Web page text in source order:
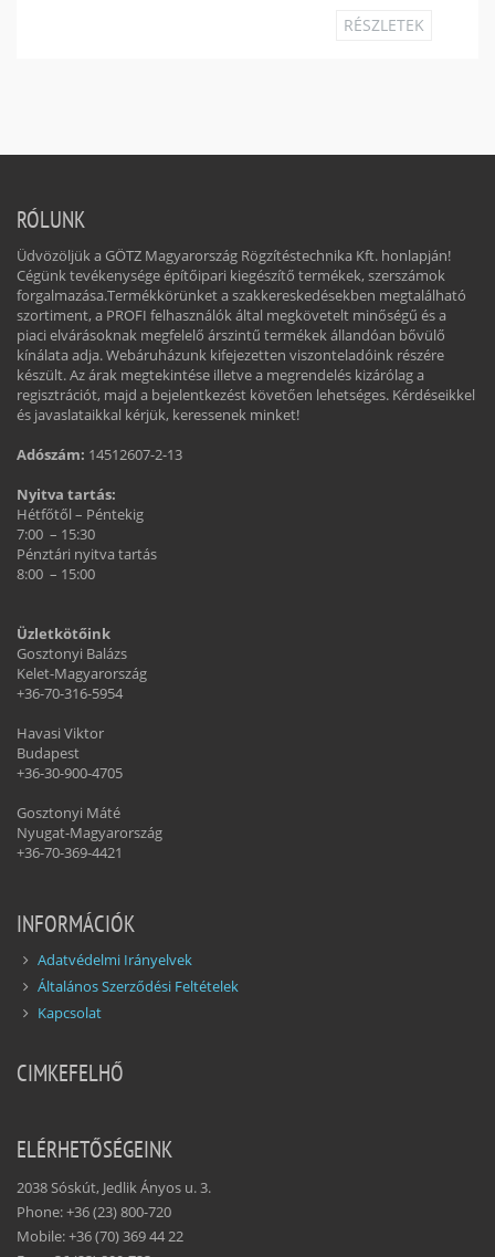
RÉSZLETEK
RÓLUNK
Üdvözöljük a GÖTZ Magyarország Rögzítéstechnika Kft. honlapján!
Cégünk tevékenysége építőipari kiegészítő termékek, szerszámok
forgalmazása.Termékkörünket a szakkereskedésekben megtalálható
szortiment, a PROFI felhasználók által megkövetelt minőségű és a
piaci elvárásoknak megfelelő árszintű termékek állandóan bővülő
kínálata adja. Webáruházunk kifejezetten viszonteladóink részére
készült. Az árak megtekintése illetve a megrendelés kizárólag a
regisztrációt, majd a bejelentkezést követően lehetséges. Kérdéseikkel
és javaslataikkal kérjük, keressenek minket!
Adószám: 14512607-2-13
Nyitva tartás:
Hétfőtől – Péntekig
7:00 – 15:30
Pénztári nyitva tartás
8:00 – 15:00
Üzletkötőink
Gosztonyi Balázs
Kelet-Magyarország
+36-70-316-5954
Havasi Viktor
Budapest
+36-30-900-4705
Gosztonyi Máté
Nyugat-Magyarország
+36-70-369-4421
INFORMÁCIÓK
Adatvédelmi Irányelvek
Általános Szerződési Feltételek
Kapcsolat
CIMKEFELHŐ
ELÉRHETŐSÉGEINK
2038 Sóskút, Jedlik Ányos u. 3.
Phone: +36 (23) 800-720
Mobile: +36 (70) 369 44 22